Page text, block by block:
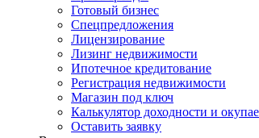
Готовый бизнес
Спецпредложения
Лицензирование
Лизинг недвижимости
Ипотечное кредитование
Регистрация недвижимости
Магазин под ключ
Калькулятор доходности и
Оставить заявку